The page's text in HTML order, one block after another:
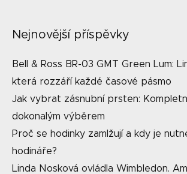
Nejnovější příspěvky
Bell & Ross BR-03 GMT Green Lum:
která rozzáří každé časové pásmo
Jak vybrat zásnubní prsten:
dokonalým výběrem
Proč se hodinky zamlžují a kdy je
hodináře?
Linda Nosková ovládla Wimbledon.